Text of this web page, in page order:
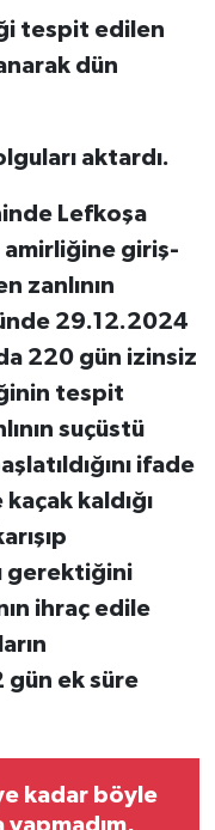
tespit edilen
dün
aktardı.
Lefkoşa
amirliğine giriş-
zanlının
29.12.2024
220 gün izinsiz
tespit
suçüstü
ifade
kaldığı
gerektiğini
ihraç edile
gün ek süre
kadar böyle
yapmadım,